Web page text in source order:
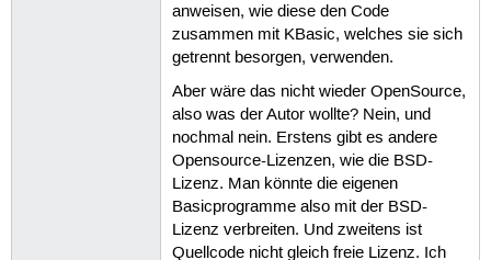
anweisen, wie diese den Code
zusammen mit KBasic, welches sie sich
getrennt besorgen, verwenden.
Aber wäre das nicht wieder OpenSource,
also was der Autor wollte? Nein, und
nochmal nein. Erstens gibt es andere
Opensource-Lizenzen, wie die BSD-
Lizenz. Man könnte die eigenen
Basicprogramme also mit der BSD-
Lizenz verbreiten. Und zweitens ist
Quellcode nicht gleich freie Lizenz. Ich